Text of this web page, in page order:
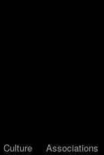
Culture Associations